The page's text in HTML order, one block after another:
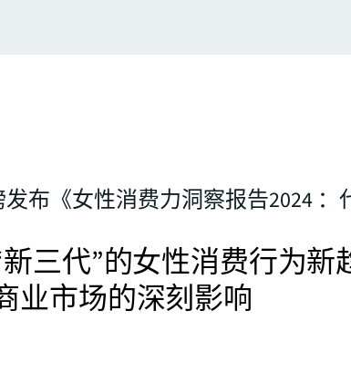
布《女性消费力洞察报告2024 ：
三代”的女性消费行为新
业市场的深刻影响